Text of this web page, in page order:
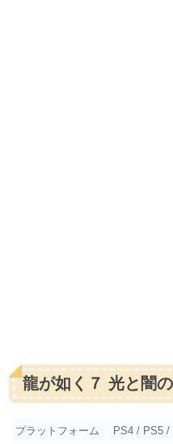
龍が如く７ 光と闇
プラットフォーム
PS4 / PS5 /